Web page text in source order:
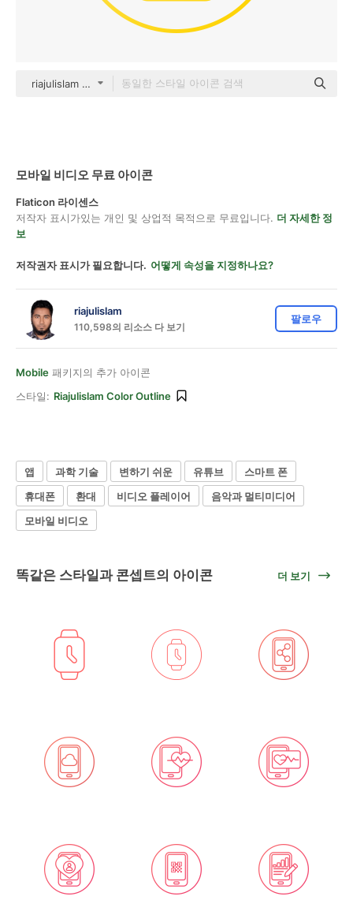
riajulislam color outline
모바일 비디오 무료 아이콘
Flaticon 라이센스
저작자 표시가있는 개인 및 상업적 목적으로 무료입니다. 더 자세한 정
보
저작권자 표시가 필요합니다. 어떻게 속성을 지정하나요?
riajulislam
110,598의 리소스 다 보기
팔로우
Mobile 패키지의 추가 아이콘
스타일: Riajulislam Color Outline
앱 과학 기술 변하기 쉬운 유튜브
스마트 폰
휴대폰
환대 비디오 플레이어
음악과 멀티미디어
모바일 비디오
똑같은 스타일과 콘셉트의 아이콘 더 보기